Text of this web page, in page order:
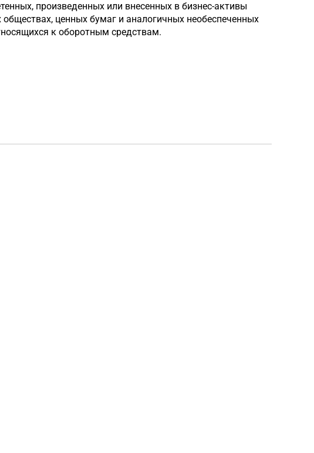
произведенных или внесенных в бизнес-активы
ценных бумаг и аналогичных необеспеченных
к оборотным средствам.